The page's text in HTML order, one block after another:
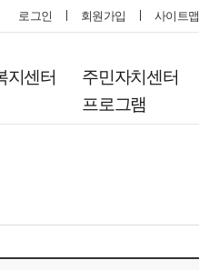
로그인 회원가입 사이트맵
지센터
주민자치센터
프로그램